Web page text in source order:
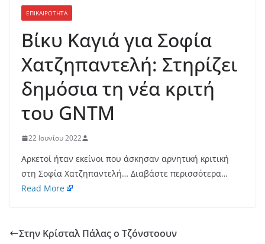
ΕΠΙΚΑΙΡΟΤΗΤΑ
Βίκυ Καγιά για Σοφία
Χατζηπαντελή: Στηρίζει
δημόσια τη νέα κριτή
του GNTM
22 Ιουνίου 2022
Αρκετοί ήταν εκείνοι που άσκησαν αρνητική κριτική
στη Σοφία Χατζηπαντελή… Διαβάστε περισσότερα…
Read More
Στην Κρίσταλ Πάλας ο Τζόνστοουν